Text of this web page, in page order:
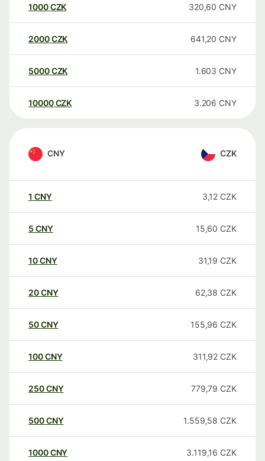
1000CZK 320,60 CNY
2000CZK 641,20 CNY
5000CZK 1.603 CNY
10000 CZK 3.206 CNY
CNY CZK
1 CNY 3,12 CZK
5 CNY 15,60 CZK
10CNY 31,19 CZK
20CNY 62,38 CZK
50CNY 155,96 CZK
100CNY 311,92 CZK
250CNY 779,79 CZK
500CNY 1.559,58 CZK
1000CNY 3.119,16 CZK